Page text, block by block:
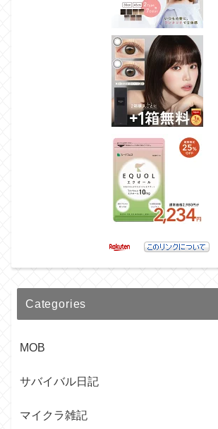
Categories
MOB
サバイバル日記
マイクラ雑記